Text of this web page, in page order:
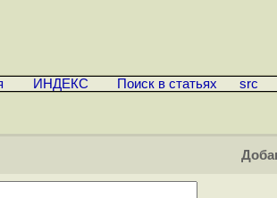
ИНДЕКС Поиск в статьях src